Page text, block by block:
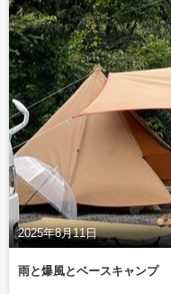
2025年8月11日
雨と爆風とベースキャンプ